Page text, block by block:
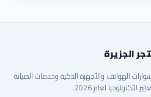
الجزيرة
الهواتف والأجهزة الذكية وخدمات الصيانة
التكنولوجيا لعام 2026.